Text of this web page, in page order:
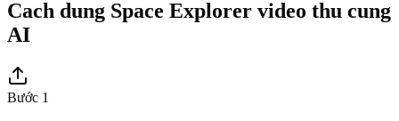
Cach dung Space Explorer video thu cung
AI
Bước 1